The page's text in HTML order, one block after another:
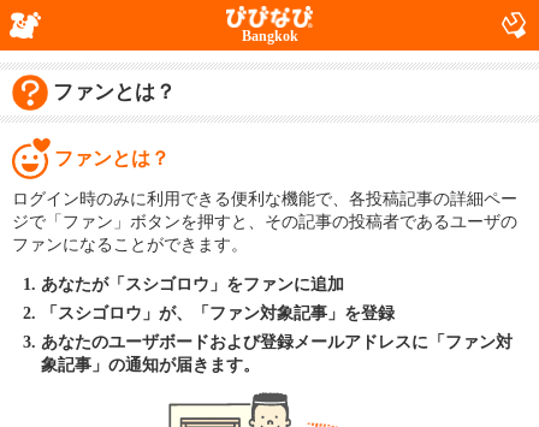
Bangkok
ファンとは？
ファンとは？
ログイン時のみに利用できる便利な機能で、各投稿記事の詳細ペー
ジで「ファン」ボタンを押すと、その記事の投稿者であるユーザの
ファンになることができます。
あなたが「スシゴロウ」をファンに追加
「スシゴロウ」が、「ファン対象記事」を登録
あなたのユーザボードおよび登録メールアドレスに「ファン対
象記事」の通知が届きます。